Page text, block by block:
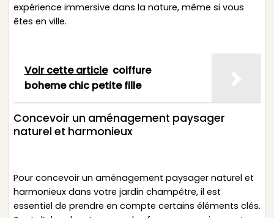
expérience immersive dans la nature, même si vous
êtes en ville.
Voir cette article coiffure
boheme chic petite fille
Concevoir un aménagement paysager
naturel et harmonieux
Pour concevoir un aménagement paysager naturel et
harmonieux dans votre jardin champêtre, il est
essentiel de prendre en compte certains éléments clés.